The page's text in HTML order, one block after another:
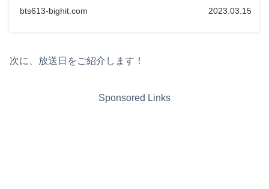
bts613-bighit.com 2023.03.15
次に、放送日をご紹介します！
Sponsored Links